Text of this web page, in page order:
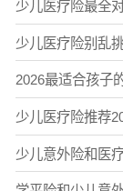
少儿医疗险最全对比！8款支付宝
少儿医疗险别乱挑！8款支
2026最适合孩子的医疗险！
少儿医疗险推荐2026！国寿小医
少儿意外险和医